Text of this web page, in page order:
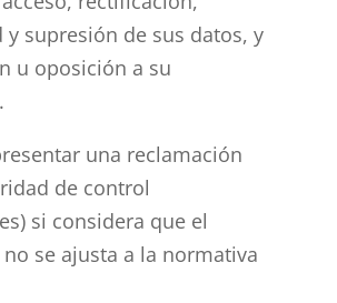
supresión de sus datos, y
u oposición a su
una reclamación
de control
si considera que el
se ajusta a la normativa